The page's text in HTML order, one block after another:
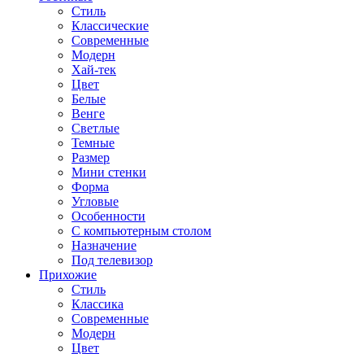
Стиль
Классические
Современные
Модерн
Хай-тек
Цвет
Белые
Венге
Светлые
Темные
Размер
Мини стенки
Форма
Угловые
Особенности
С компьютерным столом
Назначение
Под телевизор
Прихожие
Стиль
Классика
Современные
Модерн
Цвет